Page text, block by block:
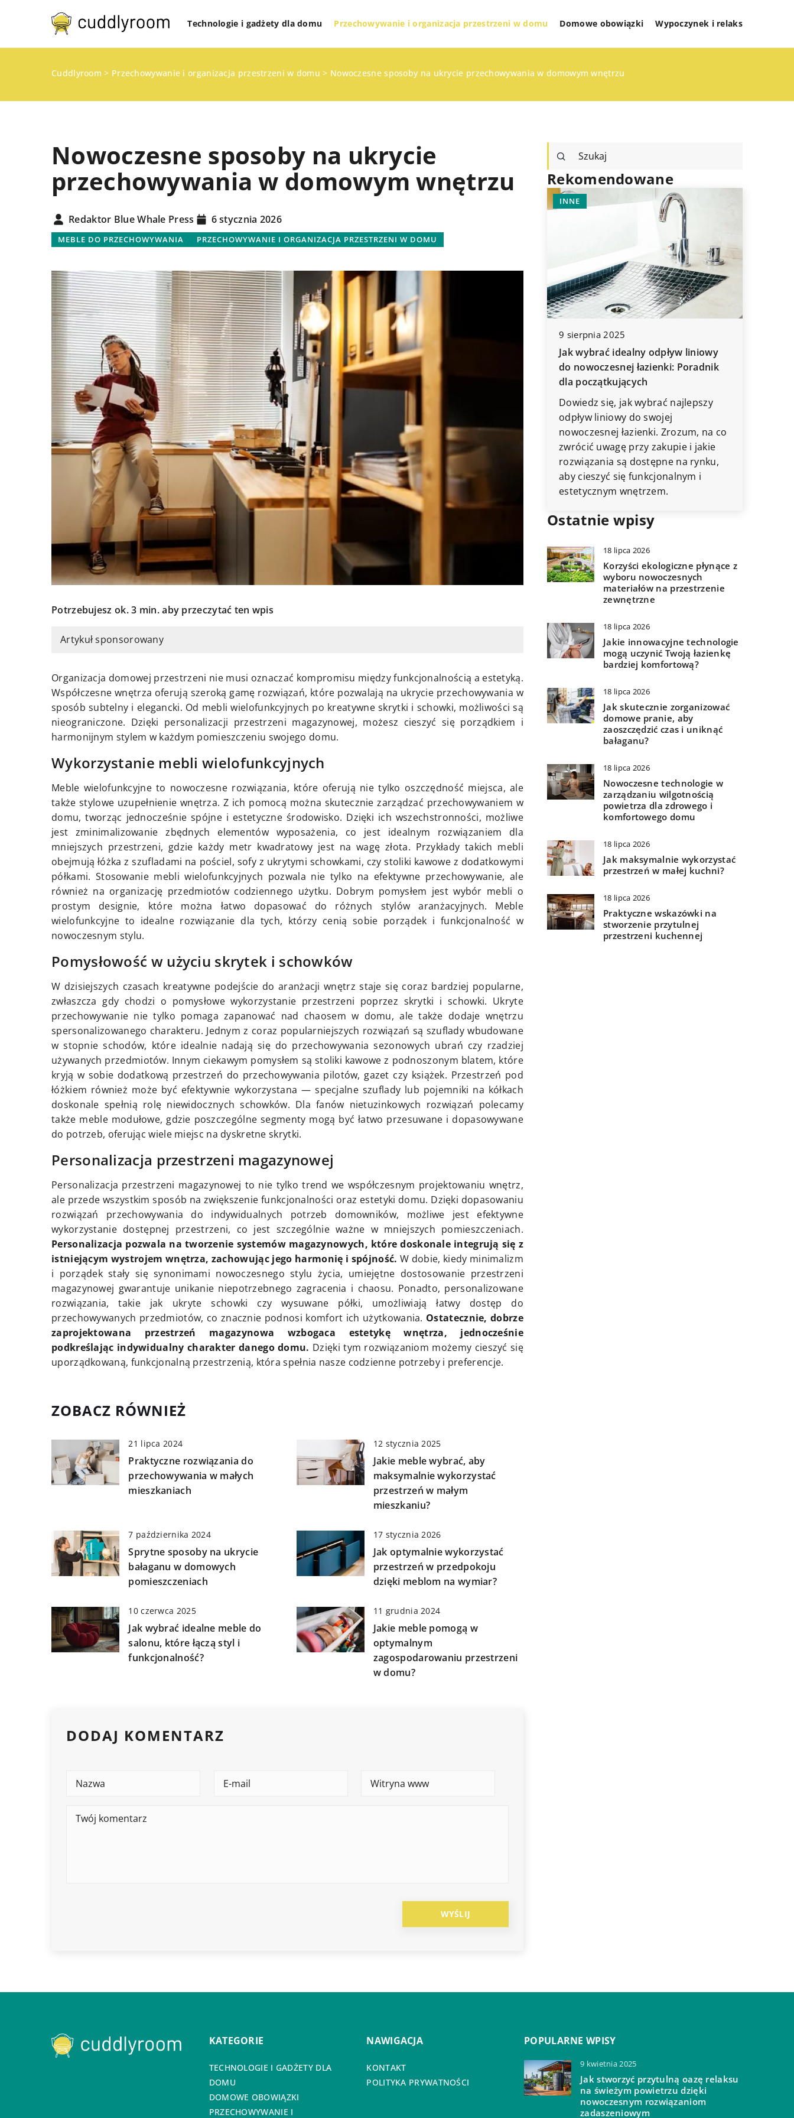
Technologie i gadżety dla domu Przechowywanie i organizacja przestrzeni w domu Domowe obowiązki Wypoczynek i relaks
Cuddlyroom > Przechowywanie i organizacja przestrzeni w domu > Nowoczesne sposoby na ukrycie przechowywania w domowym wnętrzu
Nowoczesne sposoby na ukrycie
przechowywania w domowym wnętrzu
Redaktor Blue Whale Press 6 stycznia 2026
MEBLE DO PRZECHOWYWANIA PRZECHOWYWANIE I ORGANIZACJA PRZESTRZENI W DOMU
Potrzebujesz ok. 3 min. aby przeczytać ten wpis
Artykuł sponsorowany
Organizacja domowej przestrzeni nie musi oznaczać kompromisu między funkcjonalnością a estetyką.
Współczesne wnętrza oferują szeroką gamę rozwiązań, które pozwalają na ukrycie przechowywania w
sposób subtelny i elegancki. Od mebli wielofunkcyjnych po kreatywne skrytki i schowki, możliwości są
nieograniczone. Dzięki personalizacji przestrzeni magazynowej, możesz cieszyć się porządkiem i
harmonijnym stylem w każdym pomieszczeniu swojego domu.
Wykorzystanie mebli wielofunkcyjnych
Meble wielofunkcyjne to nowoczesne rozwiązania, które oferują nie tylko oszczędność miejsca, ale
także stylowe uzupełnienie wnętrza. Z ich pomocą można skutecznie zarządzać przechowywaniem w
domu, tworząc jednocześnie spójne i estetyczne środowisko. Dzięki ich wszechstronności, możliwe
jest zminimalizowanie zbędnych elementów wyposażenia, co jest idealnym rozwiązaniem dla
mniejszych przestrzeni, gdzie każdy metr kwadratowy jest na wagę złota. Przykłady takich mebli
obejmują łóżka z szufladami na pościel, sofy z ukrytymi schowkami, czy stoliki kawowe z dodatkowymi
półkami. Stosowanie mebli wielofunkcyjnych pozwala nie tylko na efektywne przechowywanie, ale
również na organizację przedmiotów codziennego użytku. Dobrym pomysłem jest wybór mebli o
prostym designie, które można łatwo dopasować do różnych stylów aranżacyjnych. Meble
wielofunkcyjne to idealne rozwiązanie dla tych, którzy cenią sobie porządek i funkcjonalność w
nowoczesnym stylu.
Pomysłowość w użyciu skrytek i schowków
W dzisiejszych czasach kreatywne podejście do aranżacji wnętrz staje się coraz bardziej popularne,
zwłaszcza gdy chodzi o pomysłowe wykorzystanie przestrzeni poprzez skrytki i schowki. Ukryte
przechowywanie nie tylko pomaga zapanować nad chaosem w domu, ale także dodaje wnętrzu
spersonalizowanego charakteru. Jednym z coraz popularniejszych rozwiązań są szuflady wbudowane
w stopnie schodów, które idealnie nadają się do przechowywania sezonowych ubrań czy rzadziej
używanych przedmiotów. Innym ciekawym pomysłem są stoliki kawowe z podnoszonym blatem, które
kryją w sobie dodatkową przestrzeń do przechowywania pilotów, gazet czy książek. Przestrzeń pod
łóżkiem również może być efektywnie wykorzystana — specjalne szuflady lub pojemniki na kółkach
doskonale spełnią rolę niewidocznych schowków. Dla fanów nietuzinkowych rozwiązań polecamy
także meble modułowe, gdzie poszczególne segmenty mogą być łatwo przesuwane i dopasowywane
do potrzeb, oferując wiele miejsc na dyskretne skrytki.
Personalizacja przestrzeni magazynowej
Personalizacja przestrzeni magazynowej to nie tylko trend we współczesnym projektowaniu wnętrz,
ale przede wszystkim sposób na zwiększenie funkcjonalności oraz estetyki domu. Dzięki dopasowaniu
rozwiązań przechowywania do indywidualnych potrzeb domowników, możliwe jest efektywne
wykorzystanie dostępnej przestrzeni, co jest szczególnie ważne w mniejszych pomieszczeniach.
Personalizacja pozwala na tworzenie systemów magazynowych, które doskonale integrują się z
istniejącym wystrojem wnętrza, zachowując jego harmonię i spójność. W dobie, kiedy minimalizm
i porządek stały się synonimami nowoczesnego stylu życia, umiejętne dostosowanie przestrzeni
magazynowej gwarantuje unikanie niepotrzebnego zagracenia i chaosu. Ponadto, personalizowane
rozwiązania, takie jak ukryte schowki czy wysuwane półki, umożliwiają łatwy dostęp do
przechowywanych przedmiotów, co znacznie podnosi komfort ich użytkowania. Ostatecznie, dobrze
zaprojektowana przestrzeń magazynowa wzbogaca estetykę wnętrza, jednocześnie
podkreślając indywidualny charakter danego domu. Dzięki tym rozwiązaniom możemy cieszyć się
uporządkowaną, funkcjonalną przestrzenią, która spełnia nasze codzienne potrzeby i preferencje.
ZOBACZ RÓWNIEŻ
21 lipca 2024
Praktyczne rozwiązania do
przechowywania w małych
mieszkaniach
12 stycznia 2025
Jakie meble wybrać, aby
maksymalnie wykorzystać
przestrzeń w małym
mieszkaniu?
7 października 2024
Sprytne sposoby na ukrycie
bałaganu w domowych
pomieszczeniach
17 stycznia 2026
Jak optymalnie wykorzystać
przestrzeń w przedpokoju
dzięki meblom na wymiar?
10 czerwca 2025
Jak wybrać idealne meble do
salonu, które łączą styl i
funkcjonalność?
11 grudnia 2024
Jakie meble pomogą w
optymalnym
zagospodarowaniu przestrzeni
w domu?
DODAJ KOMENTARZ
Rekomendowane
ROZWIĄZANIA DO MAŁYCH PRZESTRZENI
16 czerwca 2024
Jak skutecznie zorganizować
przestrzeń w małym mieszkaniu?
Odkryj praktyczne porady i tricki,
które pomogą ci maksymalizować
przestrzeń w małym mieszkaniu,
niezależnie od jego rozmiaru.
Sprawdź, jak możesz przekształcić
swoją przestrzeń w oazę
funkcjonalności i stylu.
20 września 2025
Jakie korzyści niesie zakup
mieszkania blisko morza?
Odkryj zalety mieszkania nad
morzem, w tym zdrowy styl życia,
potencjał inwestycyjny
nieruchomości w takiej lokalizacji.
INNE
9 sierpnia 2025
Jak wybrać idealny odpływ liniowy
do nowoczesnej łazienki: Poradnik
dla początkujących
Dowiedz się, jak wybrać najlepszy
odpływ liniowy do swojej
nowoczesnej łazienki. Zrozum, na co
zwrócić uwagę przy zakupie i jakie
rozwiązania są dostępne na rynku,
aby cieszyć się funkcjonalnym i
estetycznym wnętrzem.
Ostatnie wpisy
18 lipca 2026
Korzyści ekologiczne płynące z
wyboru nowoczesnych
materiałów na przestrzenie
zewnętrzne
18 lipca 2026
Jakie innowacyjne technologie
mogą uczynić Twoją łazienkę
bardziej komfortową?
18 lipca 2026
Jak skutecznie zorganizować
domowe pranie, aby
zaoszczędzić czas i uniknąć
bałaganu?
18 lipca 2026
Nowoczesne technologie w
zarządzaniu wilgotnością
powietrza dla zdrowego i
komfortowego domu
18 lipca 2026
Jak maksymalnie wykorzystać
przestrzeń w małej kuchni?
18 lipca 2026
Praktyczne wskazówki na
stworzenie przytulnej
przestrzeni kuchennej
KATEGORIE
TECHNOLOGIE I GADŻETY DLA
DOMU
DOMOWE OBOWIĄZKI
PRZECHOWYWANIE I
NAWIGACJA
KONTAKT
POLITYKA PRYWATNOŚCI
POPULARNE WPISY
9 kwietnia 2025
Jak stworzyć przytulną oazę relaksu
na świeżym powietrzu dzięki
nowoczesnym rozwiązaniom
zadaszeniowym